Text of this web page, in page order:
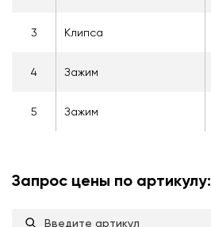
3 Клипса
4 Зажим
5 Зажим
Запрос цены по артикулу: